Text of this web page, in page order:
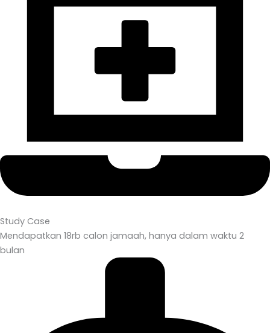
Study Case
Mendapatkan 18rb calon jamaah, hanya dalam waktu 2
bulan